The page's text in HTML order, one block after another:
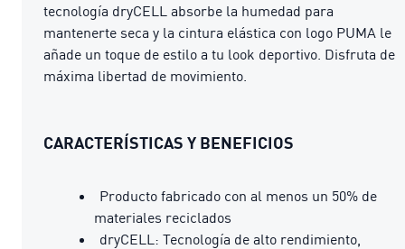
tecnología dryCELL absorbe la humedad para
mantenerte seca y la cintura elástica con logo PUMA le
añade un toque de estilo a tu look deportivo. Disfruta de
máxima libertad de movimiento.
CARACTERÍSTICAS Y BENEFICIOS
Producto fabricado con al menos un 50% de
materiales reciclados
dryCELL: Tecnología de alto rendimiento,